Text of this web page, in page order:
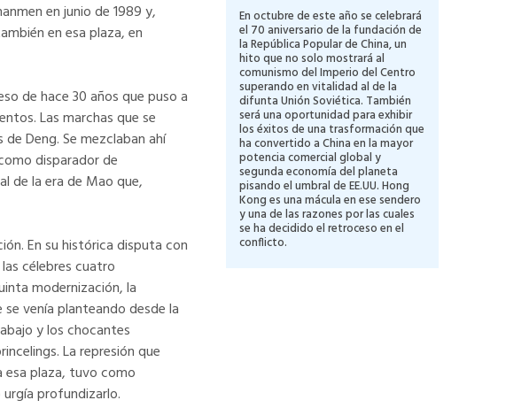
en junio de 1989 y,
en esa plaza, en
de hace 30 años que puso a
Las marchas que se
Deng. Se mezclaban ahí
disparador de
de la era de Mao que,
En su histórica disputa con
célebres cuatro
modernización, la
venía planteando desde la
y los chocantes
La represión que
esa plaza, tuvo como
profundizarlo.
En octubre de este año se celebrará
el 70 aniversario de la fundación de
la República Popular de China, un
hito que no solo mostrará al
comunismo del Imperio del Centro
superando en vitalidad al de la
difunta Unión Soviética. También
será una oportunidad para exhibir
los éxitos de una trasformación que
ha convertido a China en la mayor
potencia comercial global y
segunda economía del planeta
pisando el umbral de EE.UU. Hong
Kong es una mácula en ese sendero
y una de las razones por las cuales
se ha decidido el retroceso en el
conflicto.